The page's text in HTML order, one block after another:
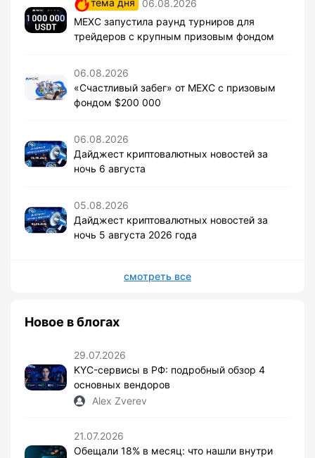
тема дня
06.08.2026
MEXC запустила раунд турниров для
трейдеров с крупным призовым фондом
06.08.2026
«Счастливый забег» от MEXC с призовым
фондом $200 000
06.08.2026
Дайджест криптовалютных новостей за
ночь 6 августа
05.08.2026
Дайджест криптовалютных новостей за
ночь 5 августа 2026 года
смотреть все
Новое в блогах
29.07.2026
KYC-сервисы в РФ: подробный обзор 4
основных вендоров
Alex Zverev
21.07.2026
Обещали 18% в месяц: что нашли внутри